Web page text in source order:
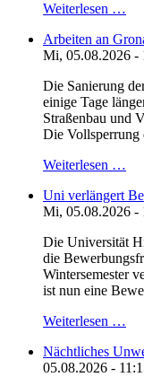
Weiterlesen …
Arbeiten an
Mi, 05.08.2026 -
Die Sanierung
einige Tage
Straßenbau und
Die Vollsperrung
Weiterlesen …
Uni verlängert
Mi, 05.08.2026 -
Die Universität
die
Wintersemester
ist nun eine
Weiterlesen …
Nächtliches
05.08.2026 -